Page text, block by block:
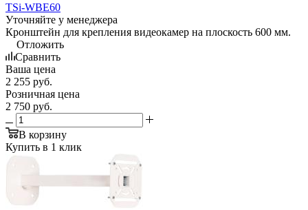
TSi-WBE60
Уточняйте у менеджера
Кронштейн для крепления видеокамер на плоскость 600 мм.
Отложить
Сравнить
Ваша цена
2 255 руб.
Розничная цена
2 750 руб.
В корзину
Купить в 1 клик